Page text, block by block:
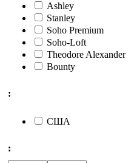
Ashley
Stanley
Soho Premium
Soho-Loft
Theodore Alexander
Bounty
:
США
: